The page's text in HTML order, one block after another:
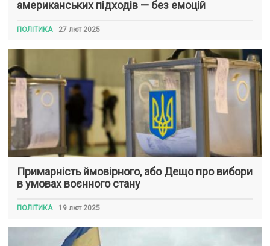
американських підходів — без емоцій
ПОЛІТИКА 27 лют 2025
Примарність ймовірного, або Дещо про вибори
в умовах воєнного стану
ПОЛІТИКА 19 лют 2025